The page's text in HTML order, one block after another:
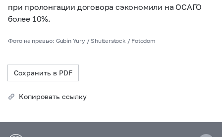
при пролонгации договора сэкономили на ОСАГО
более 10%.
Фото на превью: Gubin Yury / Shutterstock / Fotodom
Сохранить в PDF
Копировать ссылку